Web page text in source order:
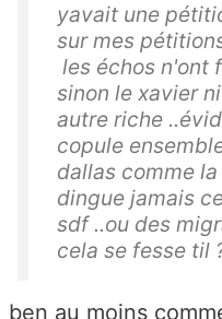
yavait une
sur mes
les échos n'ont
sinon le xavier
autre riche
copule
dallas comme
dingue jamais
sdf ..ou des
cela se fesse til
ben au moins